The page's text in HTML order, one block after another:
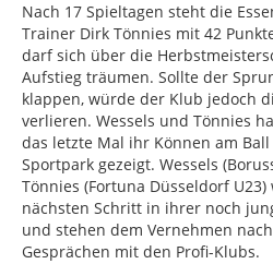
Nach 17 Spieltagen steht die
Trainer Dirk Tönnies mit 42
darf sich über die
Aufstieg träumen. Sollte der
klappen, würde der Klub jedoch
verlieren. Wessels und Tönnies
das letzte Mal ihr Können am
Sportpark gezeigt. Wessels
Tönnies (Fortuna Düsseldorf
nächsten Schritt in ihrer noch
und stehen dem Vernehmen
Gesprächen mit den Profi-Klubs.